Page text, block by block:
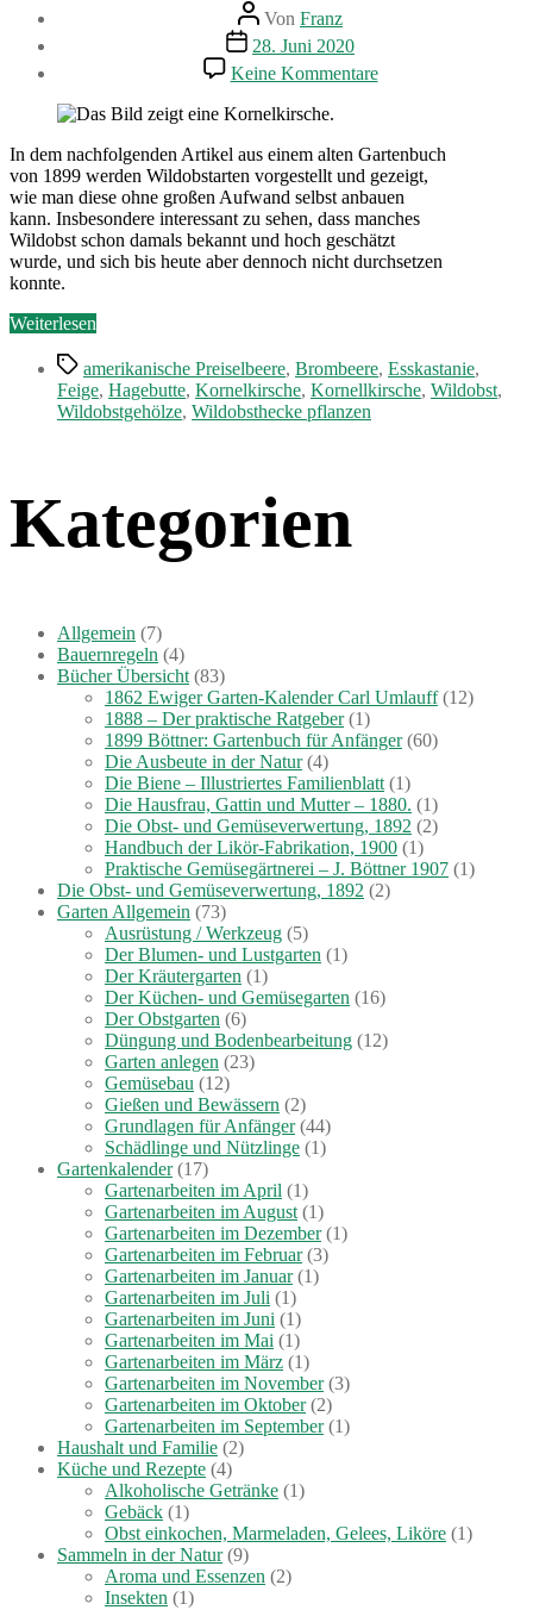
Beitragsautor
Von Franz
Beitragsdatum
28. Juni 2020
Keine Kommentarezu
Wildobst
andere
Obst-
und
Beerenarten
In dem nachfolgenden Artikel aus einem alten Gartenbuch
von 1899 werden Wildobstarten vorgestellt und gezeigt,
wie man diese ohne großen Aufwand selbst anbauen
kann. Insbesondere interessant zu sehen, dass manches
Wildobst schon damals bekannt und hoch geschätzt
wurde, und sich bis heute aber dennoch nicht durchsetzen
konnte.
Weiterlesen
Allerlei
andere
Obst-
Schlagwörter
amerikanische Preiselbeere, Brombeere, Esskastanie,
Feige, Hagebutte, Kornelkirsche, Kornellkirsche, Wildobst,
Wildobstgehölze, Wildobsthecke pflanzen
Kategorien
Allgemein (7)
Bauernregeln (4)
Bücher Übersicht (83)
1862 Ewiger Garten-Kalender Carl Umlauff(12)
1888 – Der praktische Ratgeber(1)
1899 Böttner: Gartenbuch für Anfänger(60)
Die Ausbeute in der Natur(4)
Die Biene – Illustriertes Familienblatt (1)
Die Hausfrau, Gattin und Mutter – 1880. (1)
Die Obst- und Gemüseverwertung, 1892 (2)
Handbuch der Likör-Fabrikation, 1900 (1)
Praktische Gemüsegärtnerei – J. Böttner 1907 (1)
Die Obst- und Gemüseverwertung, 1892 (2)
Garten Allgemein (73)
Ausrüstung / Werkzeug (5)
Der Blumen- und Lustgarten (1)
Der Kräutergarten (1)
Der Küchen- und Gemüsegarten (16)
Der Obstgarten (6)
Düngung und Bodenbearbeitung (12)
Garten anlegen (23)
Gemüsebau (12)
Gießen und Bewässern (2)
Grundlagen für Anfänger(44)
Schädlinge und Nützlinge (1)
Gartenkalender(17)
Gartenarbeiten im April (1)
Gartenarbeiten im August (1)
Gartenarbeiten im Dezember(1)
Gartenarbeiten im Februar(3)
Gartenarbeiten im Januar(1)
Gartenarbeiten im Juli (1)
Gartenarbeiten im Juni (1)
Gartenarbeiten im Mai (1)
Gartenarbeiten im März (1)
Gartenarbeiten im November(3)
Gartenarbeiten im Oktober(2)
Gartenarbeiten im September(1)
Haushalt und Familie (2)
Küche und Rezepte (4)
Alkoholische Getränke (1)
Gebäck (1)
Obst einkochen, Marmeladen, Gelees, Liköre (1)
Sammeln in der Natur(9)
Aroma und Essenzen (2)
Insekten (1)